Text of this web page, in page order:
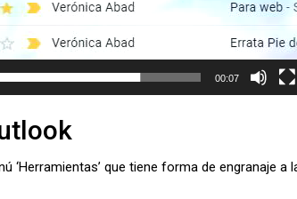
00:07
‘Herramientas’ que tiene forma de engranaje